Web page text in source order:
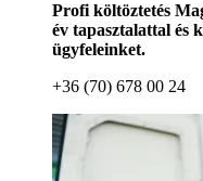
Profi költöztetés
év tapasztalattal és
ügyfeleinket.
+36 (70) 678 00 24